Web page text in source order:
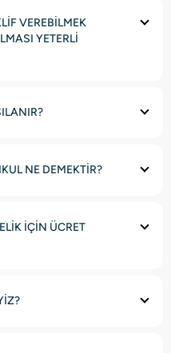
VEREBİLMEK
YETERLİ
NE DEMEKTİR?
İÇİN ÜCRET